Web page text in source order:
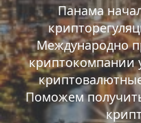
Панама
Международно
криптокомпании
Поможем